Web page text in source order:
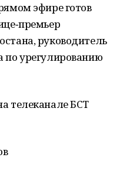
эфире готов
руководитель
по урегулированию
телеканале БСТ